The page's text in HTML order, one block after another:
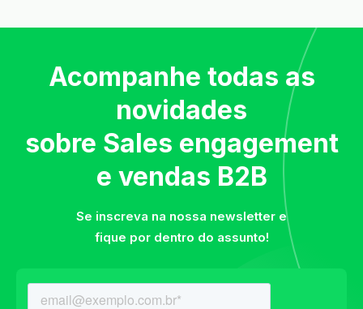
Acompanhe todas as
novidades
sobre Sales engagement
e vendas B2B
Se inscreva na nossa newsletter e
fique por dentro do assunto!